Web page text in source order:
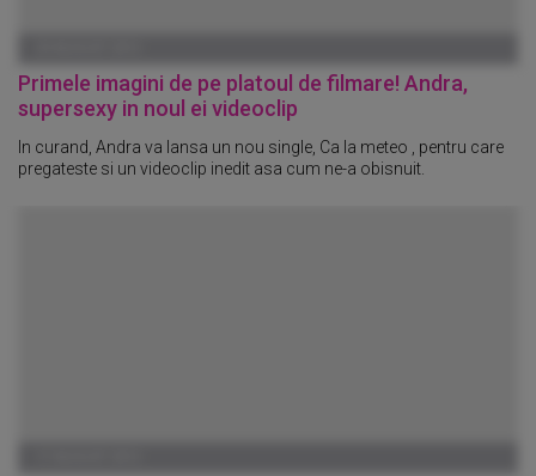
Primele imagini de pe platoul de filmare! Andra,
supersexy in noul ei videoclip
In curand, Andra va lansa un nou single, Ca la meteo , pentru care
pregateste si un videoclip inedit asa cum ne-a obisnuit.